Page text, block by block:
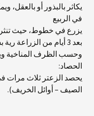
يكاثر بالبذور أو
في الربيع
يزرع في خطوط، حيث
بعد 3 أيام من
وحسب الظرف المناخية
الحصاد:
يحصد الزعتر ثلاث مرات
الصيف – أوائل الخريف).